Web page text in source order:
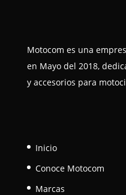
Motocom es una
en Mayo del 2018,
y accesorios para
Inicio
Conoce Motocom
Marcas